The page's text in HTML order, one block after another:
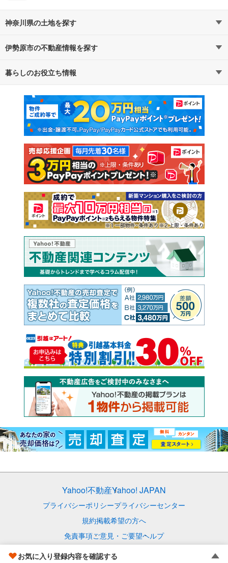
お気に入り登録内容を確認する
神奈川県の土地を探す
路線・駅から探す
通勤・通学時間から探す
伊勢原市の不動産情報を探す
不動産・住宅
新築マンション 中古マンション
新築一戸建て 中古一戸建て
注文住宅 土地
売却査定
暮らしのお役立ち情報
マンションカタログ 教えて！住まいの先生
Yahoo!不動産Yahoo! JAPAN
プライバシーポリシープライバシーセンター
規約掲載希望の方へ
免責事項ご意見・ご要望ヘルプ
© LY Corporation